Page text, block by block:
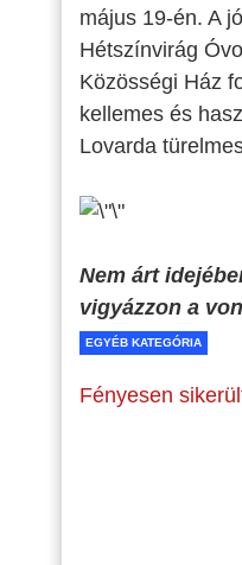
május 19-én. A
Hétszínvirág
Közösségi Ház
kellemes és
Lovarda
Nem árt
vigyázzon a
EGYÉB KATEGÓRIA
Fényesen